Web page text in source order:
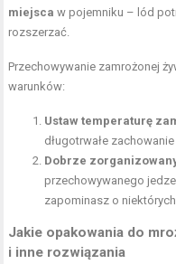
miejsca w pojemniku – lód
rozszerzać.
Przechowywanie zamrożonej
warunków:
Ustaw temperaturę
długotrwałe
Dobrze
przechowywanego
zapominasz o
Jakie opakowania do
i inne rozwiązania